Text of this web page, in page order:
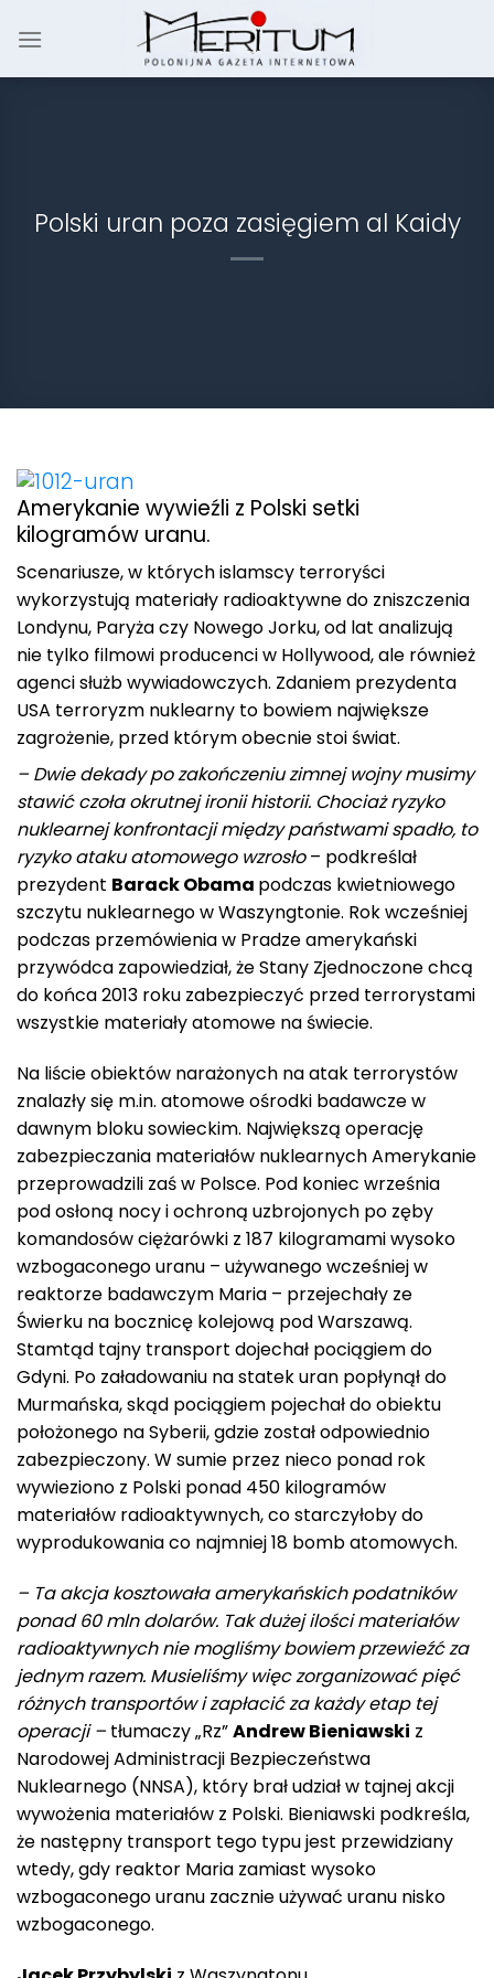
Polski uran poza zasięgiem al Kaidy
Amerykanie wywieźli z Polski setki
kilogramów uranu.
Scenariusze, w których islamscy terroryści
wykorzystują materiały radioaktywne do zniszczenia
Londynu, Paryża czy Nowego Jorku, od lat analizują
nie tylko filmowi producenci w Hollywood, ale również
agenci służb wywiadowczych. Zdaniem prezydenta
USA terroryzm nuklearny to bowiem największe
zagrożenie, przed którym obecnie stoi świat.
– Dwie dekady po zakończeniu zimnej wojny musimy
stawić czoła okrutnej ironii historii. Chociaż ryzyko
nuklearnej konfrontacji między państwami spadło, to
ryzyko ataku atomowego wzrosło– podkreślał
prezydent Barack Obama podczas kwietniowego
szczytu nuklearnego w Waszyngtonie. Rok wcześniej
podczas przemówienia w Pradze amerykański
przywódca zapowiedział, że Stany Zjednoczone chcą
do końca 2013 roku zabezpieczyć przed terrorystami
wszystkie materiały atomowe na świecie.
Na liście obiektów narażonych na atak terrorystów
znalazły się m.in. atomowe ośrodki badawcze w
dawnym bloku sowieckim. Największą operację
zabezpieczania materiałów nuklearnych Amerykanie
przeprowadzili zaś w Polsce. Pod koniec września
pod osłoną nocy i ochroną uzbrojonych po zęby
komandosów ciężarówki z 187 kilogramami wysoko
wzbogaconego uranu – używanego wcześniej w
reaktorze badawczym Maria – przejechały ze
Świerku na bocznicę kolejową pod Warszawą.
Stamtąd tajny transport dojechał pociągiem do
Gdyni. Po załadowaniu na statek uran popłynął do
Murmańska, skąd pociągiem pojechał do obiektu
położonego na Syberii, gdzie został odpowiednio
zabezpieczony. W sumie przez nieco ponad rok
wywieziono z Polski ponad 450 kilogramów
materiałów radioaktywnych, co starczyłoby do
wyprodukowania co najmniej 18 bomb atomowych.
– Ta akcja kosztowała amerykańskich podatników
ponad 60 mln dolarów. Tak dużej ilości materiałów
radioaktywnych nie mogliśmy bowiem przewieźć za
jednym razem. Musieliśmy więc zorganizować pięć
różnych transportów i zapłacić za każdy etap tej
operacji – tłumaczy „Rz”Andrew Bieniawski z
Narodowej Administracji Bezpieczeństwa
Nuklearnego (NNSA), który brał udział w tajnej akcji
wywożenia materiałów z Polski. Bieniawski podkreśla,
że następny transport tego typu jest przewidziany
wtedy, gdy reaktor Maria zamiast wysoko
wzbogaconego uranu zacznie używać uranu nisko
wzbogaconego.